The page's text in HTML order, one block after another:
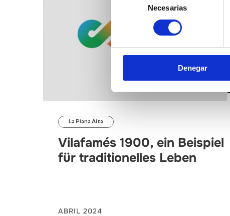
consentimiento
Necesarias
Denegar
La Plana Alta
Vilafamés 1900, ein Beispiel
für traditionelles Leben
ABRIL 2024